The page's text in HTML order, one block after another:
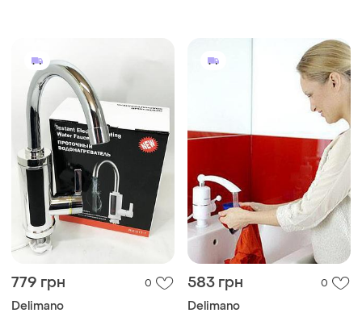
779 грн 0
Delimano
583 грн 0
Delimano